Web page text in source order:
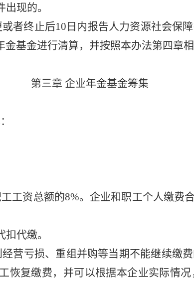
现的。
者终止后10日内报告人力资源社会保
基金进行清算，并按照本办法第四章相
第三章 企业年金基金筹集
工资总额的8%。企业和职工个人缴费
代缴。
营亏损、重组并购等当期不能继续缴
恢复缴费，并可以根据本企业实际情